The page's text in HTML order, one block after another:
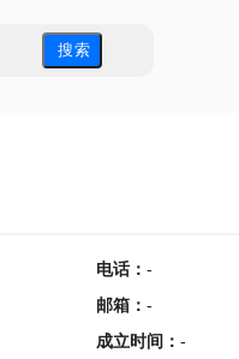
搜 索
电话： -
邮箱 ： -
成立时间 ： -